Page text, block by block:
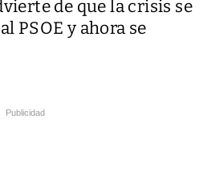
de que la crisis se
PSOE y ahora se
Publicidad